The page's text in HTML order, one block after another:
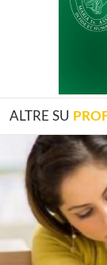
ALTRE SU